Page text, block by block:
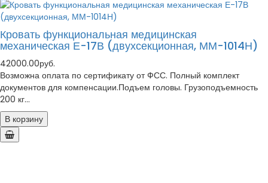
Кровать функциональная медицинская
механическая Е-17В (двухсекционная, ММ-1014Н)
42000.00руб.
Возможна оплата по сертификату от ФСС. Полный комплект
документов для компенсации.Подъем головы. Грузоподъемность
200 кг...
В корзину